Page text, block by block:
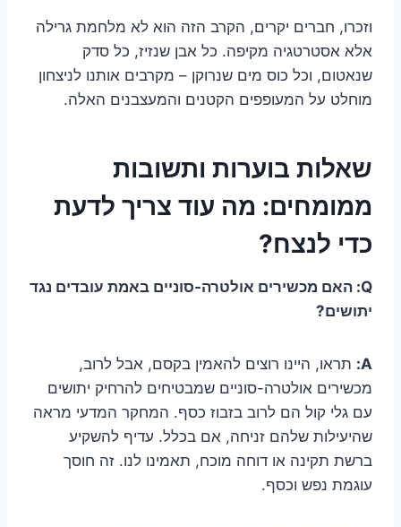
וזכרו, חברים יקרים, הקרב הזה הוא לא מלחמת גרילה
אלא אסטרטגיה מקיפה. כל אבן שנזיז, כל סדק
שנאטום, וכל כוס מים שנרוקן – מקרבים אותנו לניצחון
מוחלט על המעופפים הקטנים והמעצבנים האלה.
שאלות בוערות ותשובות
ממומחים: מה עוד צריך לדעת
כדי לנצח?
Q: האם מכשירים אולטרה-סוניים באמת עובדים נגד
יתושים?
A: תראו, היינו רוצים להאמין בקסם, אבל לרוב,
מכשירים אולטרה-סוניים שמבטיחים להרחיק יתושים
עם גלי קול הם לרוב בזבוז כסף. המחקר המדעי מראה
שהיעילות שלהם זניחה, אם בכלל. עדיף להשקיע
ברשת תקינה או דוחה מוכח, תאמינו לנו. זה חוסך
עוגמת נפש וכסף.